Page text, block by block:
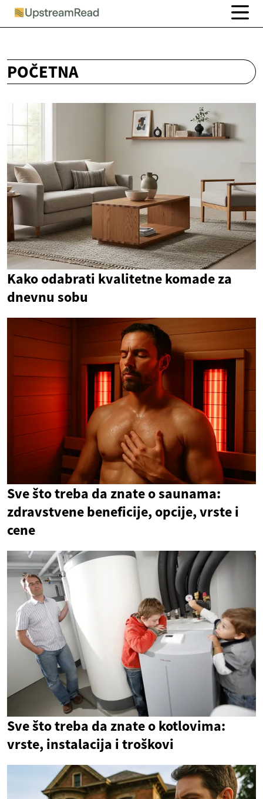
POČETNA
Kako odabrati kvalitetne komade za
dnevnu sobu
Sve što treba da znate o saunama:
zdravstvene beneficije, opcije, vrste i
cene
Sve što treba da znate o kotlovima:
vrste, instalacija i troškovi